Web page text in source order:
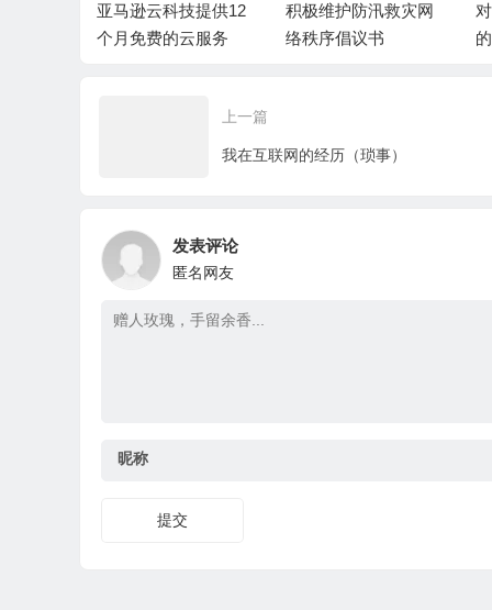
亚马逊云科技提供12
个月免费的云服务
积极维护防汛救灾网
络秩序倡议书
上一篇
我在互联网的经历（琐事）
发表评论
匿名网友
昵称
提交